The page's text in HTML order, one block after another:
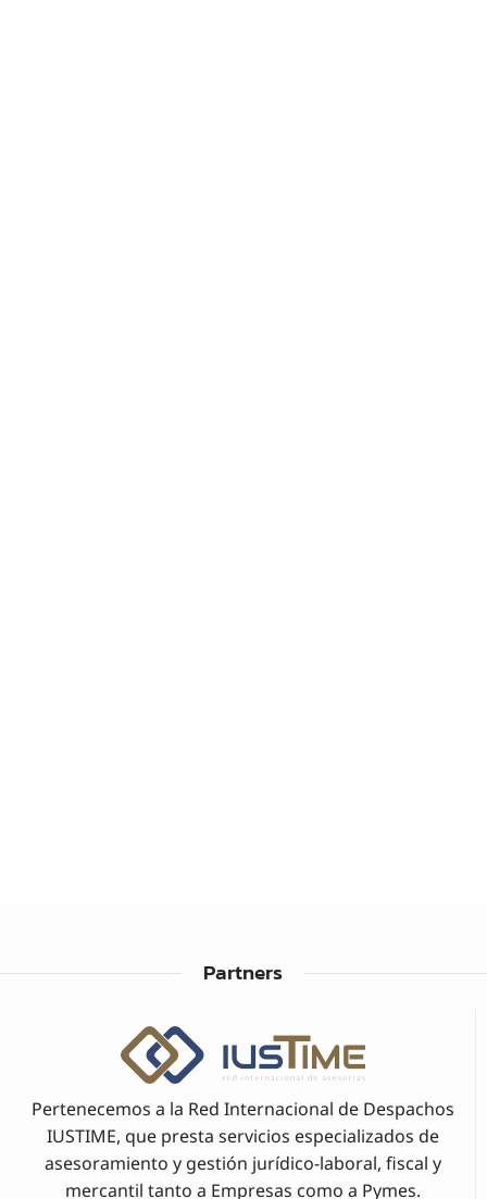
Partners
Pertenecemos a la Red Internacional de Despachos
IUSTIME, que presta servicios especializados de
asesoramiento y gestión jurídico-laboral, fiscal y
mercantil tanto a Empresas como a Pymes.